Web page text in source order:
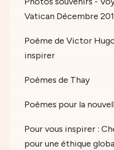
Vatican Décembre
Poème de Victor
inspirer
Poèmes de Thay
Poèmes pour la
Pour vous inspirer :
pour une éthique